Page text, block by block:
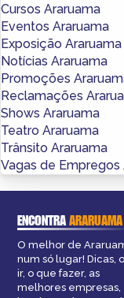
Cursos Araruama
Eventos Araruama
Exposição Araruama
Notícias Araruama
Promoções
Reclamações
Shows Araruama
Teatro Araruama
Trânsito Araruama
Vagas de Empregos
ENCONTRAARARUAMA
O melhor de
num só lugar! Dicas,
ir, o que fazer, as
melhores empresas,